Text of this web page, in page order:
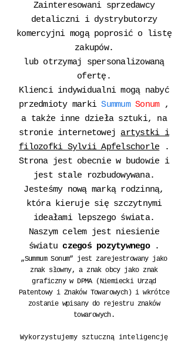
Zainteresowani sprzedawcy
detaliczni i dystrybutorzy
komercyjni mogą poprosić o listę
zakupów.
lub otrzymaj spersonalizowaną
ofertę.
Klienci indywidualni mogą nabyć
przedmioty markiSummum Sonum,
a także inne dzieła sztuki, na
stronie internetowej artystki i
filozofki Sylvii Apfelschorle .
Strona jest obecnie w budowie i
jest stale rozbudowywana.
Jesteśmy nową marką rodzinną,
która kieruje się szczytnymi
ideałami lepszego świata.
Naszym celem jest niesienie
światuczegoś pozytywnego.
„Summum Sonum” jest zarejestrowany jako
znak słowny, a znak obcy jako znak
graficzny w DPMA (Niemiecki Urząd
Patentowy i Znaków Towarowych) i wkrótce
zostanie wpisany do rejestru znaków
towarowych.
Wykorzystujemy sztuczną inteligencję